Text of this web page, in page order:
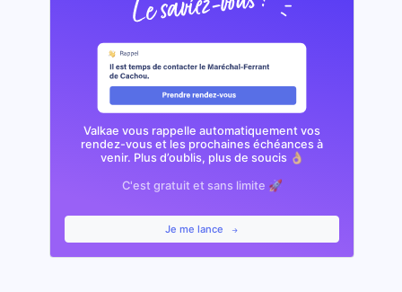
Valkae vous rappelle automatiquement vos
rendez-vous et les prochaines échéances à
venir. Plus d’oublis, plus de soucis 👌🏼
C'est gratuit et sans limite 🚀
Je me lance